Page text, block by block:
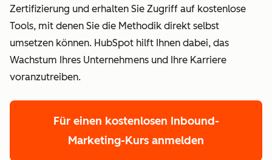
Zertifizierung und erhalten Sie Zugriff auf kostenlose
Tools, mit denen Sie die Methodik direkt selbst
umsetzen können. HubSpot hilft Ihnen dabei, das
Wachstum Ihres Unternehmens und Ihre Karriere
voranzutreiben.
Für einen kostenlosen Inbound-
Marketing-Kurs anmelden